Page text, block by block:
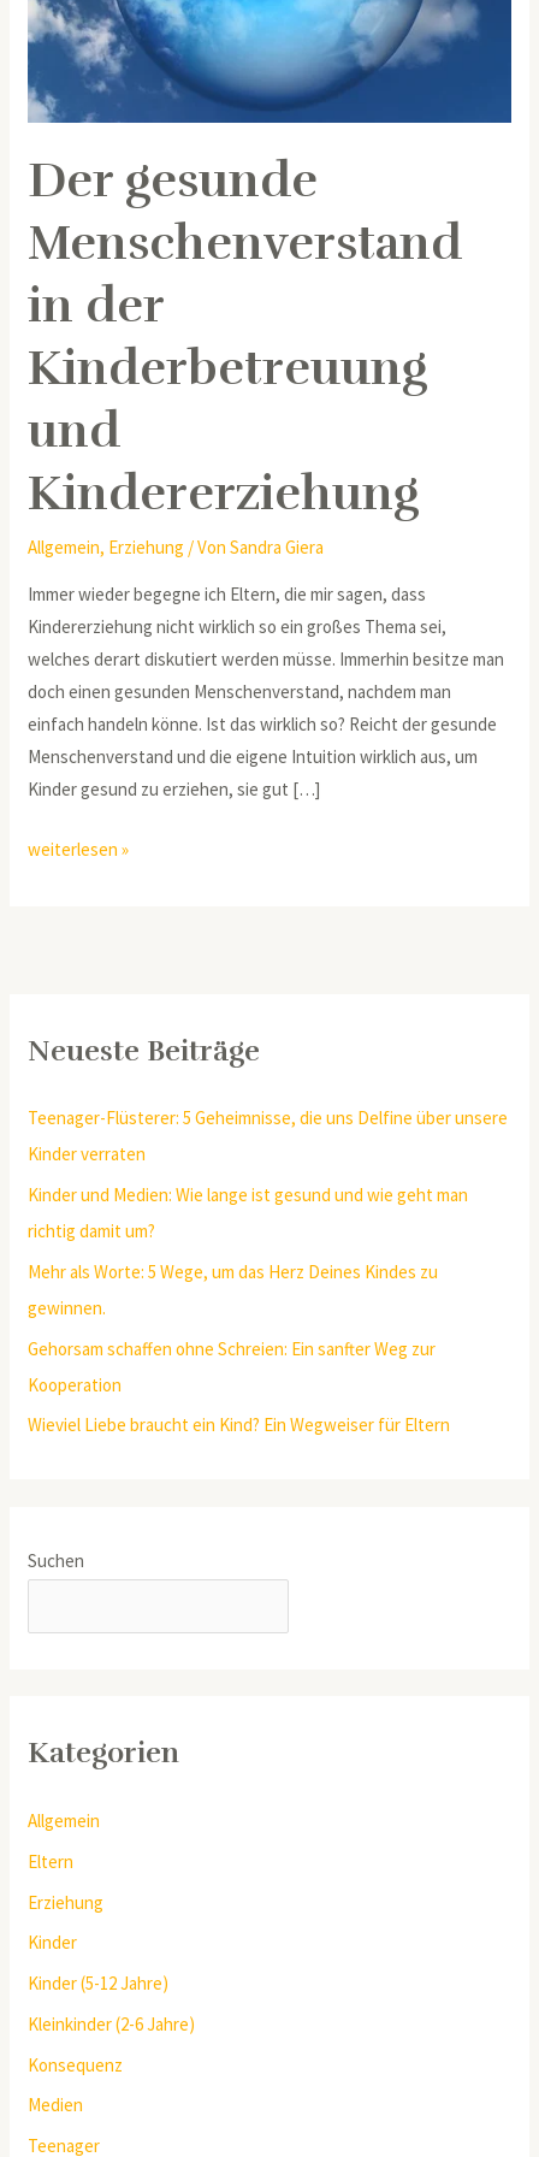
Der gesunde
Menschenverstand
in der
Kinderbetreuung
und
Kindererziehung
Allgemein, Erziehung / VonSandra Giera
Immer wieder begegne ich Eltern, die mir sagen, dass
Kindererziehung nicht wirklich so ein großes Thema sei,
welches derart diskutiert werden müsse. Immerhin besitze man
doch einen gesunden Menschenverstand, nachdem man
einfach handeln könne. Ist das wirklich so? Reicht der gesunde
Menschenverstand und die eigene Intuition wirklich aus, um
Kinder gesund zu erziehen, sie gut […]
Kindererziehung
weiterlesen »
Neueste Beiträge
Teenager-Flüsterer: 5 Geheimnisse, die uns Delfine über unsere
Kinder verraten
Kinder und Medien: Wie lange ist gesund und wie geht man
richtig damit um?
Mehr als Worte: 5 Wege, um das Herz Deines Kindes zu
gewinnen.
Gehorsam schaffen ohne Schreien: Ein sanfter Weg zur
Kooperation
Wieviel Liebe braucht ein Kind? Ein Wegweiser für Eltern
Suchen
Kategorien
Allgemein
Eltern
Erziehung
Kinder
Kinder (5-12 Jahre)
Kleinkinder (2-6 Jahre)
Konsequenz
Medien
Teenager